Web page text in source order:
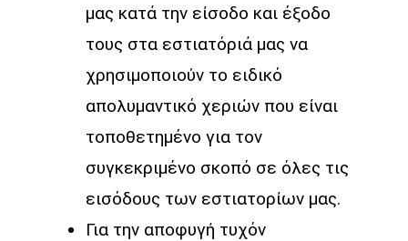
μας κατά την είσοδο και έξοδο
τους στα εστιατόριά μας να
χρησιμοποιούν το ειδικό
απολυμαντικό χεριών που είναι
τοποθετημένο για τον
συγκεκριμένο σκοπό σε όλες τις
εισόδους των εστιατορίων μας.
Για την αποφυγή τυχόν